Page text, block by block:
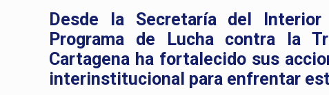
Desde la Secretaría del
Programa de Lucha contra la
Cartagena ha fortalecido sus
interinstitucional para enfrentar